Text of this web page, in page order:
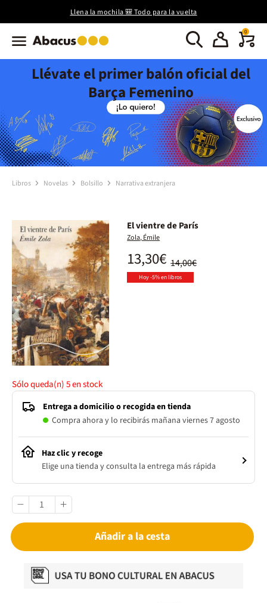
Llena la mochila 🎒 Todo para la vuelta
0
Llévate el primer balón oficial del
Barça Femenino
Libros Novelas Bolsillo Narrativa extranjera
El vientre de París
Zola, Émile
14,00€
13,30€
Hoy -5% en libros
Sólo queda(n)5en stock
Entrega a domicilio o recogida en tienda
Compra ahora y lo recibirás mañana viernes 7 agosto
Haz clic y recoge
Elige una tienda y consulta la entrega más rápida
Añadir a la cesta